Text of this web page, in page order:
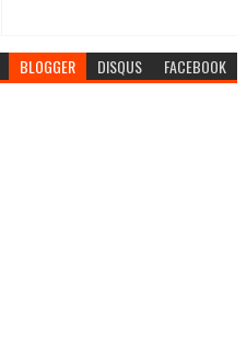
BLOGGER DISQUS FACEBOOK